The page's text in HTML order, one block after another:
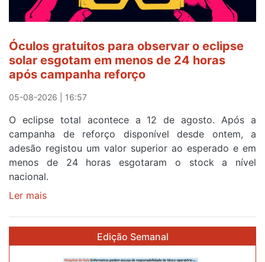
quarto
a
a
meta
em
Sintra
primeira
etapa
da
87ª
Volta
Óculos gratuitos para observar o eclipse
solar esgotam em menos de 24 horas
após campanha reforço
05-08-2026 | 16:57
O eclipse total acontece a 12 de agosto. Após a
campanha de reforço disponível desde ontem, a
adesão registou um valor superior ao esperado e em
menos de 24 horas esgotaram o stock a nível
nacional.
Ler mais
Edição Semanal